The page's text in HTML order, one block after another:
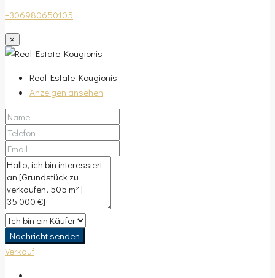
+306980650105
×
Real Estate Kougionis
Anzeigen ansehen
Nachricht senden
Verkauf